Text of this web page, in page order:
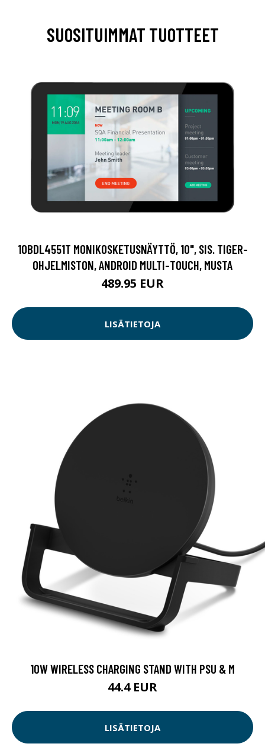
SUOSITUIMMAT TUOTTEET
10BDL4551T MONIKOSKETUSNÄYTTÖ, 10", SIS. TIGER-
OHJELMISTON, ANDROID MULTI-TOUCH, MUSTA
489.95 EUR
LISÄTIETOJA
10W WIRELESS CHARGING STAND WITH PSU & M
44.4 EUR
LISÄTIETOJA